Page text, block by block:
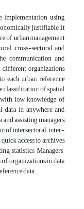
using
justifiable ,it
of urban management
cross-sectoral and
communication and
organizations
each urban reference
classification of spatial
low knowledge of
data in anywhere and
assisting managers
of intersectoral , inter-
access to archives
statistics Managers'
of organizations in data
data.